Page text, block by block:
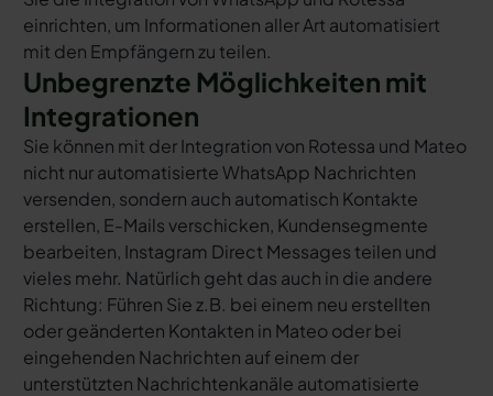
einrichten, um Informationen aller Art automatisiert
mit den Empfängern zu teilen.
Unbegrenzte Möglichkeiten mit
Integrationen
Sie können mit der Integration von Rotessa und Mateo
nicht nur automatisierte WhatsApp Nachrichten
versenden, sondern auch automatisch Kontakte
erstellen, E-Mails verschicken, Kundensegmente
bearbeiten, Instagram Direct Messages teilen und
vieles mehr. Natürlich geht das auch in die andere
Richtung: Führen Sie z.B. bei einem neu erstellten
oder geänderten Kontakten in Mateo oder bei
eingehenden Nachrichten auf einem der
unterstützten Nachrichtenkanäle automatisierte